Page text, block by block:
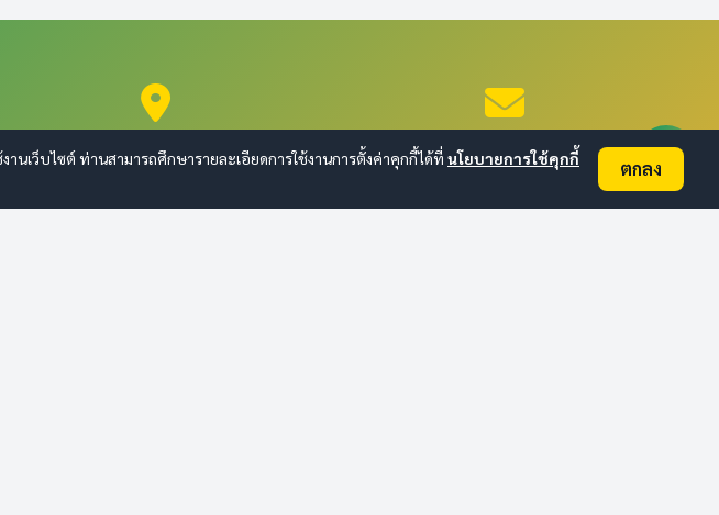
ค้นหาตำแหน่ง ติดต่อเทศบาล
เว็บไซต์ ท่านสามารถศึกษารายละเอียดการใช้งานการตั้งค่าคุกกี้ได้ที่ นโยบายการใช้คุกกี้
ตกลง